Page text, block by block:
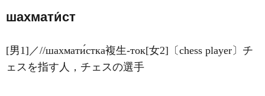
шахмати́ст
[男1]／//шахмати́стка複生-ток[女2]〔chess player〕チ
ェスを指す人，チェスの選手